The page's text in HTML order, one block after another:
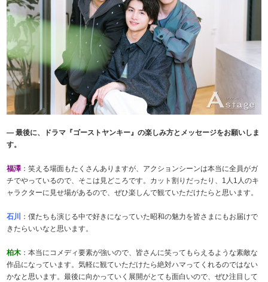
― 最後に、ドラマ『ゴーストヤンキー』の楽しみ方とメッセージをお願いしま
す。
福澤 ：笑える場面もたくさんありますが、アクションシーンは本当に全員がガ
チでやっているので、そこは見どころです。カット割りだったり、1人1人のキ
ャラクターに見せ場があるので、ぜひ楽しんで観ていただけたらと思います。
石川
：僕たちも演じる中で好きになっていた昭和の魅力を皆さまにもお届けで
きたらいいなと思います。
柏木 ：本当にコメディ要素が強いので、皆さんに笑ってもらえるような素敵な
作品になっています。気軽に観ていただけたら絶対ハマってくれるのではない
かなと思います。最後に向かっていく展開がとても面白いので、ぜひ注目して